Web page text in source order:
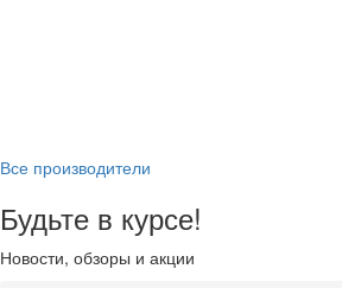
Все производители
Будьте в курсе!
Новости, обзоры и акции